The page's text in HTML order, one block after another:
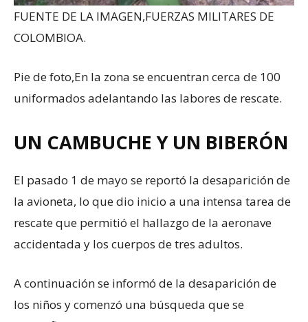
FUENTE DE LA IMAGEN,FUERZAS MILITARES DE
COLOMBIOA.
Pie de foto,En la zona se encuentran cerca de 100
uniformados adelantando las labores de rescate.
UN CAMBUCHE Y UN BIBERÓN
El pasado 1 de mayo se reportó la desaparición de
la avioneta, lo que dio inicio a una intensa tarea de
rescate que permitió el hallazgo de la aeronave
accidentada y los cuerpos de tres adultos.
A continuación se informó de la desaparición de
los niños y comenzó una búsqueda que se